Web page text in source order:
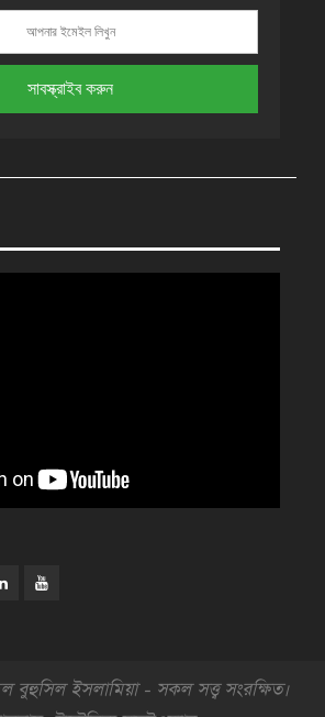
বুহুসিল ইসলামিয়া - সকল সত্ত্ব সংরক্ষিত।